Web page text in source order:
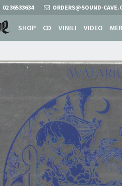
02 36533634 ORDERS@SOUND-
SHOP CD VINILI VIDEO